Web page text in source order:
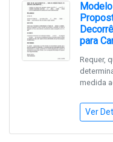
para
Requer,
medida
Ver